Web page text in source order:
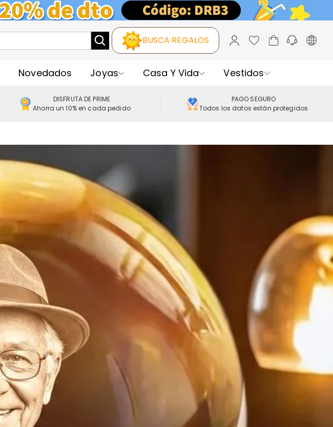
BUSCA REGALOS
Novedados Joyas Casa Y Vida Vestidos
DISFRUTA DE PRIME
Ahorra un 10% en cada pedido
PAGO SEGURO
Todos los datos están protegidos